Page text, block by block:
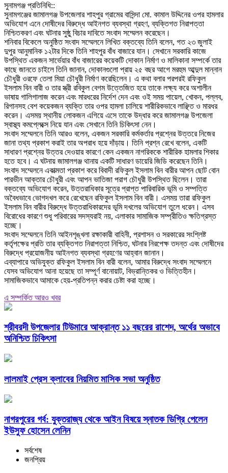
‎সুনামগঞ্জ প্রতিনিধি::
‎সুনামগঞ্জের জামালগঞ্জ উপজেলার শাহপুর গ্রামের বাসিন্দা মো. কামাল উদ্দিনের ওপর হামলার
অভিযোগ এনে দোষীদের বিরুদ্ধে আইনগত ব্যবস্থা গ্রহণ, ব্যক্তিগত নিরাপত্তা
নিশ্চিতকরণ এবং ঘটনার সুষ্ঠু বিচার দাবিতে সংবাদ সম্মেলন করেছেন।
‎শনিবার বিকেলে অনুষ্ঠিত সংবাদ সম্মেলনে লিখিত বক্তব্যে তিনি বলেন, গত ২৩ জুলাই
দুপুর আনুমানিক ১২টার দিকে তিনি শাহপুর বাঁধ বাজারে যান। সেখানে সরকারি কাজে
উপস্থিত একজন সার্ভেয়ার বাঁধ বাজারের কয়েকটি দোকান নির্মাণ ও মালিকানা সম্পর্কে তার
কাছে জানতে চাইলে তিনি জানান, দোকানগুলো প্রায় ২৫ বছর আগে মরহুম আব্দুল মান্নান
চৌধুরী ওরফে তেলা মিয়া চৌধুরী নির্মাণ করেছিলেন। এ কথা বলার পরপরই রফিকুল
ইসলাম বিন বারী ও তার স্ত্রী রবিকুল বেগম উত্তেজিত হয়ে তাকে লক্ষ্য করে অশালীন
ভাষায় গালিগালাজ করেন এবং মারধরের নির্দেশ দেন এবং ওই সময় পায়েল, খোকন, পল্লব,
রিগানসহ বেশ কয়েকজন ব্যক্তি তার ওপর হামলা চালিয়ে শারীরিকভাবে লাঞ্ছিত ও মারধর
করেন। এসময় স্থানীয় লোকজন এগিয়ে এসে তাকে উদ্ধার করে জামালগঞ্জ উপজেলা
স্বাস্থ্য কমপ্লেক্সে নিয়ে যান এবং সেখানে তিনি চিকিৎসা নেন।
‎সংবাদ সম্মেলনে তিনি আরও বলেন, একজন সরকারি কর্মকর্তার প্রশ্নের উত্তরে নিজের
জানা তথ্য প্রকাশ করাই তার অপরাধ হয়ে দাঁড়ায়। তিনি প্রশ্ন রেখে বলেন, একটি
সাধারণ প্রশ্নের উত্তর দেওয়ার কারণে কেন একজন নাগরিককে শারীরিক হামলার শিকার
হতে হবে। এ ঘটনায় জামালগঞ্জ থানায় একটি সাধারণ ডায়েরি জিডি করেছেন তিনি।
‎সংবাদ সম্মেলনে একাত্মতা প্রকাশ করে বিবাদী রফিকুল ইসলাম বিন বারীর আপন ছোট বোন
পারভীন আক্তার চৌধুরী এবং আপন ভাতিজা পরাগ চৌধুরী উপস্থিত ছিলেন। তারা
বক্তব্যে অভিযোগ করেন, উত্তরাধিকার সূত্রে প্রাপ্ত পারিবারিক ভূমি ও সম্পত্তি
অবৈধভাবে ভোগদখল করে রেখেছেন রফিকুল ইসলাম বিন বারী। এসময় তারা রফিকুল
ইসলাম বিন বারীর বিরুদ্ধে উত্তরাধিকারদের ভূমি দখলের অভিযোগ তুলে ধরেন। এসব
বিরোধের কারণে শুধু পরিবারের সদস্যরাই নয়, এলাকার সামাজিক সম্প্রীতিও ক্ষতিগ্রস্ত
হচ্ছে।
‎সংবাদ সম্মেলনে তিনি আইনশৃঙ্খলা রক্ষাকারী বাহিনী, প্রশাসন ও সরকারের সংশ্লিষ্ট
কর্তৃপক্ষের প্রতি তার ব্যক্তিগত নিরাপত্তা নিশ্চিত, ঘটনার নিরপেক্ষ তদন্ত এবং দোষীদের
বিরুদ্ধে প্রয়োজনীয় আইনগত ব্যবস্থা গ্রহণের আহ্বান জানান।
‎এব্যাপারে অভিযুক্ত রফিকুল ইসলাম বিন বারী বলেন, আমার বিরুদ্ধে সংবাদ সম্মেলনে
যেসব অভিযোগ আনা হয়েছে তা সম্পূর্ণ বানোয়াট, বিভ্রান্তিকর ও ভিত্তিহীন।
সামাজিকভাবে আমাকে হেয়-প্রতিপন্ন করার চেষ্টা করা হচ্ছে।
এ সম্পর্কিত আরও খবর
শ্রীবরদী উপজেলার টিউমারে আক্রান্ত ১১ বছরের রাশেদ, অর্থের অভাবে
অনিশ্চিত চিকিৎসা
লালমাই প্রেস ক্লাবের নিয়মিত মাসিক সভা অনুষ্ঠিত
নাগরপুরের গর্ব: যুক্তরাজ্য থেকে আইন বিষয়ে স্নাতক ডিগ্রি পেলেন
ইউসুফ হোসেন লেনিন
সর্বশেষ
জনপ্রিয়